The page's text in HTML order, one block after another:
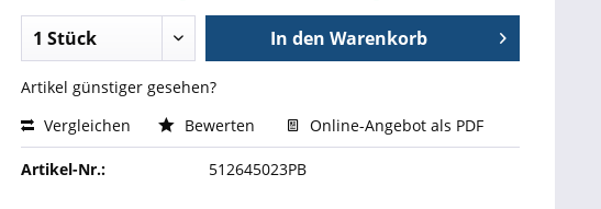
In den Warenkorb
Artikel günstiger gesehen?
Vergleichen
Bewerten Online-Angebot als PDF
Artikel-Nr.: 512645023PB